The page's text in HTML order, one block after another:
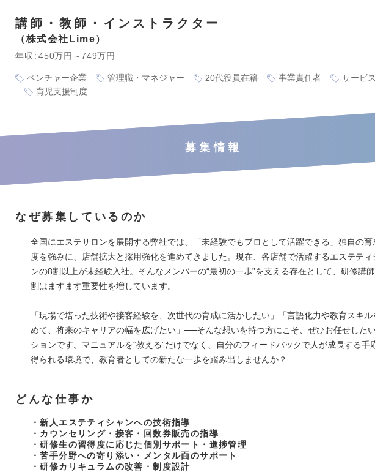
講師・教師・インストラクター
株式会社Lime
年収 450万円～749万円
ベンチャー企業 管理職・マネジャー 20代役員在籍 事業責任者
サービ
育児支援制度
募集情報
なぜ募集しているのか
全国にエステサロンを展開する弊社では、「未経験でもプロとして活躍できる」独自の育
度を強みに、店舗拡大と採用強化を進めてきました。現在、各店舗で活躍するエステティ
ンの8割以上が未経験入社。そんなメンバーの“最初の一歩”を支える存在として、研修講
割はますます重要性を増しています。
「現場で培った技術や接客経験を、次世代の育成に活かしたい」「言語化力や教育スキル
めて、将来のキャリアの幅を広げたい」──そんな想いを持つ方にこそ、ぜひお任せした
ションです。マニュアルを“教える”だけでなく、自分のフィードバックで人が成長する手
得られる環境で、教育者としての新たな一歩を踏み出しませんか？
どんな仕事か
・新人エステティシャンへの技術指導
・カウンセリング・接客・回数券販売の指導
・研修生の習得度に応じた個別サポート・進捗管理
・苦手分野への寄り添い・メンタル面のサポート
・研修カリキュラムの改善・制度設計